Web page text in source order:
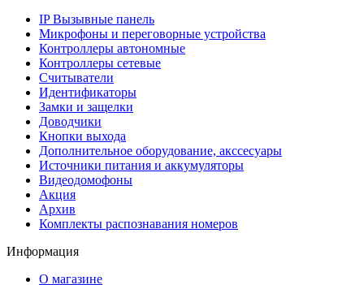
IP Вызывные панель
Микрофоны и переговорные устройства
Контроллеры автономные
Контроллеры сетевые
Считыватели
Идентификаторы
Замки и защелки
Доводчики
Кнопки выхода
Дополнительное оборудование, акссесуары
Источники питания и аккумуляторы
Видеодомофоны
Акция
Архив
Комплекты распознавания номеров
Информация
О магазине